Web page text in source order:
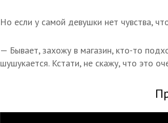
Но если у самой девушки нет чувства,
— Бывает, захожу в магазин, кто-то
шушукается. Кстати, не скажу, что это